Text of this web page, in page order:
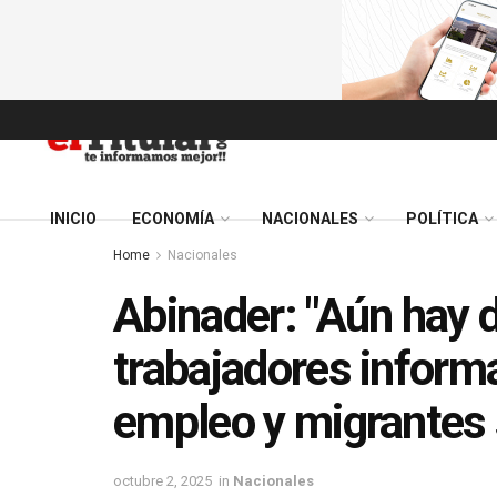
INICIO ECONOMÍA NACIONALES POLÍTICA
Home Nacionales
Abinader: "Aún hay
trabajadores
empleo y
octubre 2, 2025 in Nacionales